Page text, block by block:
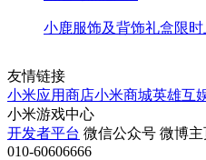
小鹿服饰及背饰礼盒限时
友情链接
小米应用商店小米商城英雄互
小米游戏中心
开发者平台 微信公众号 微博主
010-60606666